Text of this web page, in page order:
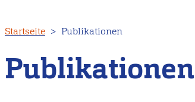
zum
Inhalt
Startseite Publikationen
Publikationen